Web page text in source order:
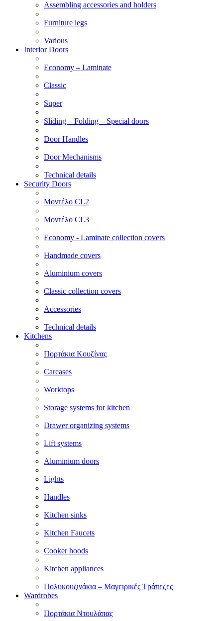
Assembling accessories and holders
Furniture legs
Various
Interior Doors
Economy – Laminate
Classic
Super
Sliding – Folding – Special doors
Door Handles
Door Mechanisms
Technical details
Security Doors
Μοντέλο CL2
Μοντέλο CL3
Economy - Laminate collection covers
Handmade covers
Aluminium covers
Classic collection covers
Accessories
Technical details
Kitchens
Πορτάκια Κουζίνας
Carcases
Worktops
Storage systems for kitchen
Drawer organizing systems
Lift systems
Aluminium doors
Lights
Handles
Kitchen sinks
Kitchen Faucets
Cooker hoods
Kitchen appliances
Πολυκουζινάκια – Μαγειρικές Τράπεζες
Wardrobes
Πορτάκια Ντουλάπας